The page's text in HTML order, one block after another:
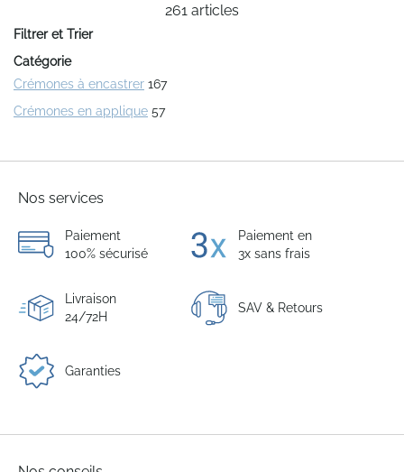
261 articles
Filtrer et Trier
Catégorie
Crémones à encastrer 167
Crémones en applique 57
Nos services
Paiement
100% sécurisé
Paiement en
3x sans frais
Livraison
24/72H
SAV & Retours
Garanties